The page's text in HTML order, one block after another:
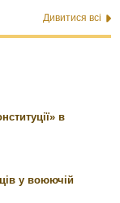
Дивитися всі
в
у воюючій